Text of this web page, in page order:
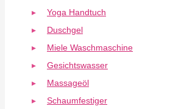
Yoga Handtuch
Duschgel
Miele Waschmaschine
Gesichtswasser
Massageöl
Schaumfestiger